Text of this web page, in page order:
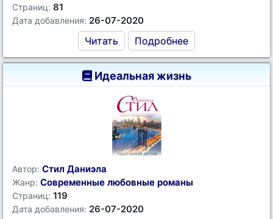
Страниц: 81
Дата добавления: 26-07-2020
Читать Подробнее
Идеальная жизнь
Автор: Стил Даниэла
Жанр: Современные любовные романы
Страниц: 119
Дата добавления: 26-07-2020